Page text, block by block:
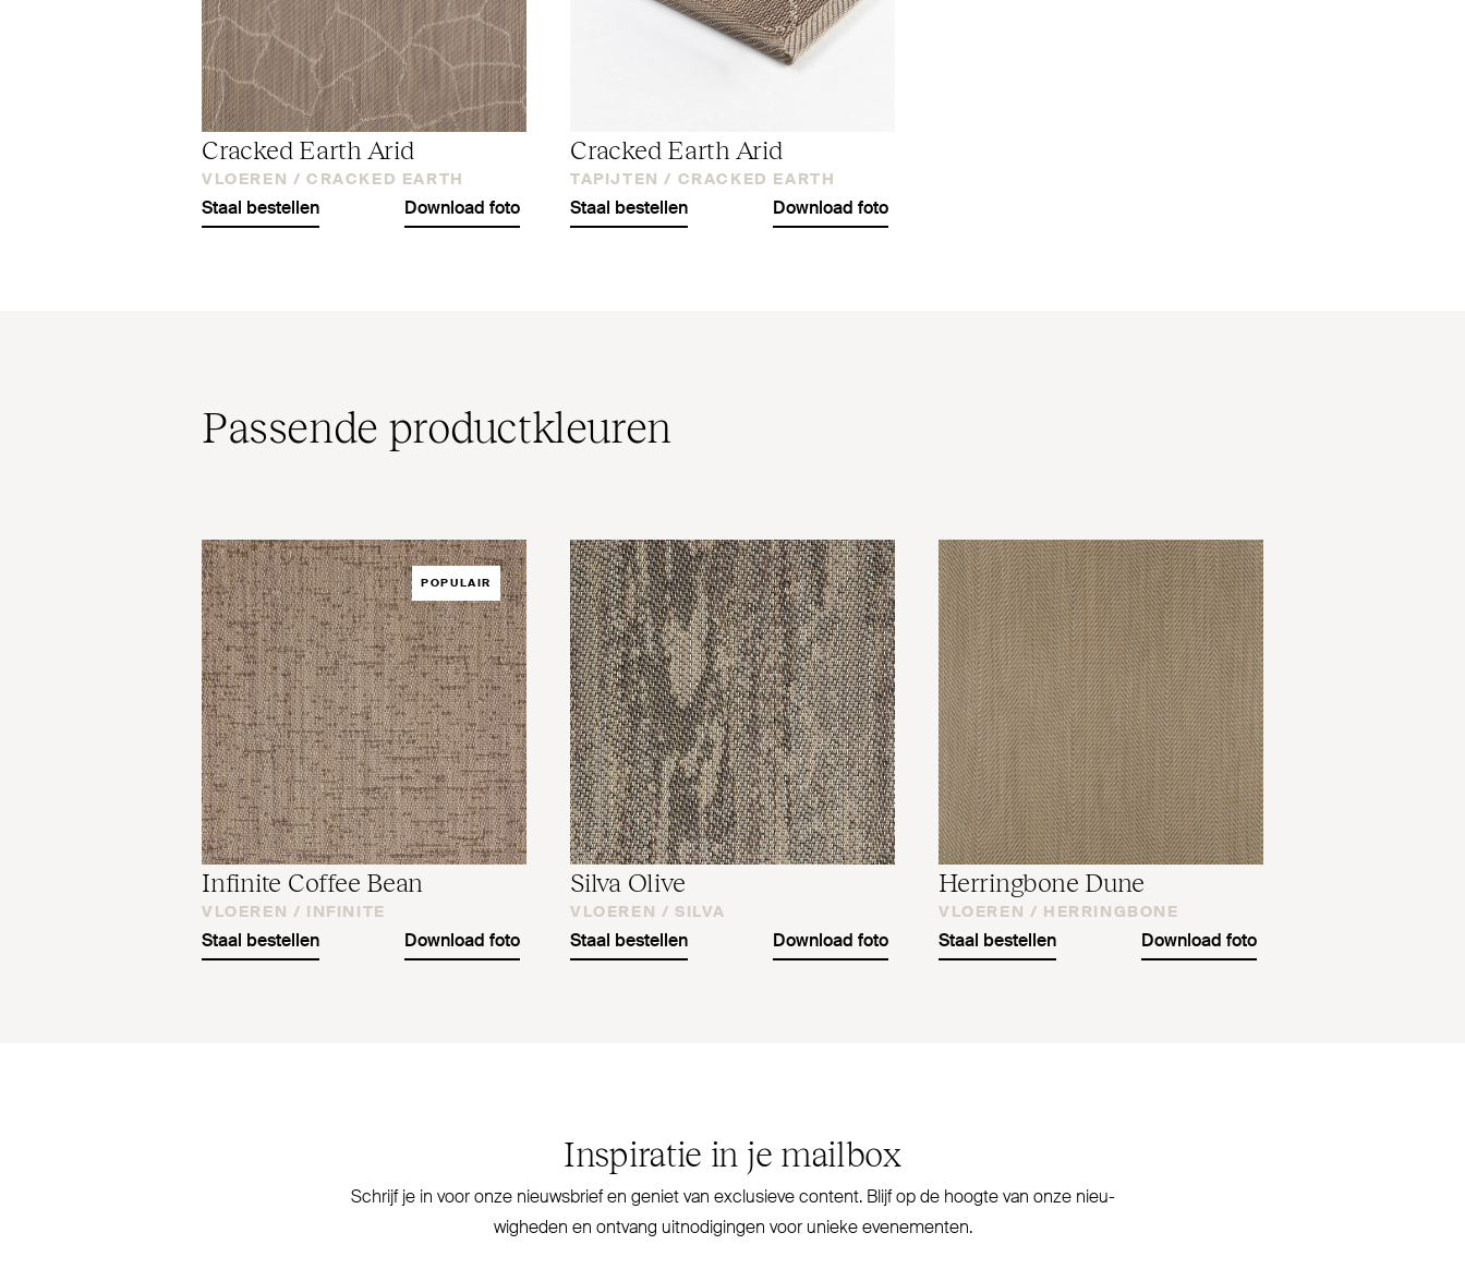
Cracked Earth Arid
VLOEREN / CRACKED EARTH
Staal bestellen Download foto
Cracked Earth Arid
TAPIJTEN / CRACKED EARTH
Staal bestellen Download foto
Passende pro­duct­kleuren
POPULAIR
Infinite Coffee Bean
VLOEREN / INFINITE
Staal bestellen Download foto
Silva Olive
VLOEREN / SILVA
Staal bestellen Download foto
Her­ringbone Dune
VLOEREN / HERRINGBONE
Staal bestellen Download foto
Inspiratie in je mailbox
Schrijf je in voor onze nieuwsbrief en geniet van exclusieve content. Blijf op de hoogte van onze nieu­
wigheden en ontvang uit­no­digingen voor unieke evenementen.